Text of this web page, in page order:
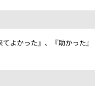
よかった』、『助かった』